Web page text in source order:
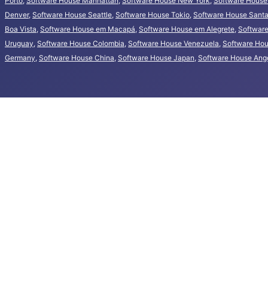
Denver, Software House Seattle, Software House Tokio, Software House
Boa Vista, Software House em Macapá, Software House em Alegrete,
Uruguay, Software House Colombia, Software House Venezuela, Software
Germany, Software House China, Software House Japan, Software House